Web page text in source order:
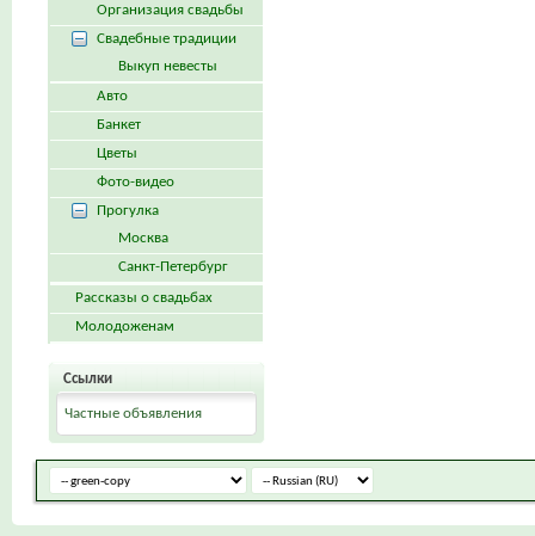
Организация свадьбы
Свадебные традиции
Выкуп невесты
Авто
Банкет
Цветы
Фото-видео
Прогулка
Москва
Санкт-Петербург
Рассказы о свадьбах
Молодоженам
Ссылки
Частные объявления